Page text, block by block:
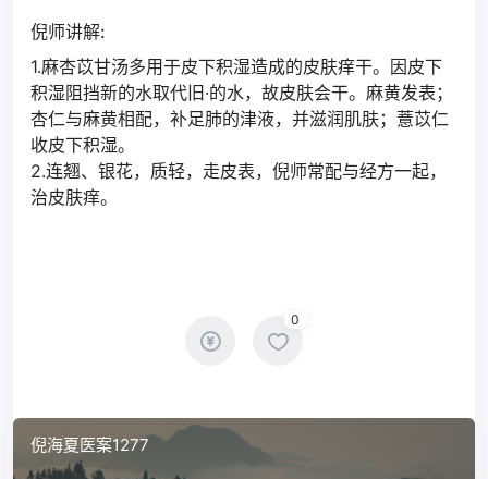
倪师讲解:
1.麻杏苡甘汤多用于皮下积湿造成的皮肤痒干。因皮下
积湿阻挡新的水取代旧·的水，故皮肤会干。麻黄发表；
杏仁与麻黄相配，补足肺的津液，并滋润肌肤；薏苡仁
收皮下积湿。
2.连翘、银花，质轻，走皮表，倪师常配与经方一起，
治皮肤痒。
0
倪海夏医案1277